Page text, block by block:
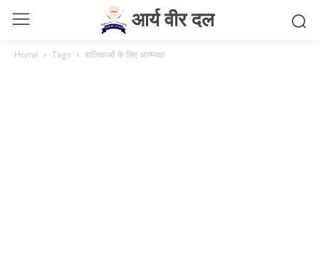
आर्य वीर दल
Home Tags बालिकाओं के लिए आत्मरक्षा